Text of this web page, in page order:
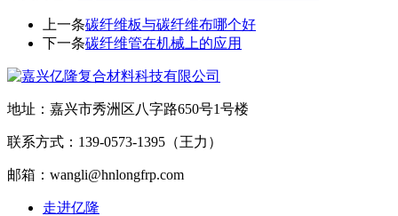
上一条碳纤维板与碳纤维布哪个好
下一条碳纤维管在机械上的应用
地址：嘉兴市秀洲区八字路650号1号楼
联系方式：139-0573-1395（王力）
邮箱：wangli@hnlongfrp.com
走进亿隆